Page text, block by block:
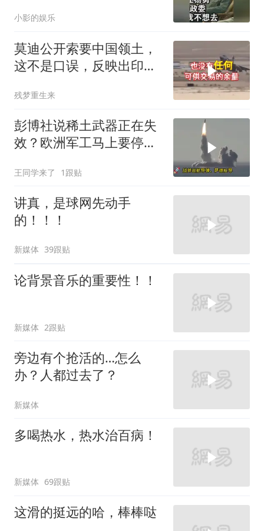
小影的娱乐
莫迪公开索要中国领土，
这不是口误，反映出印度
残梦重生来
彭博社说稀土武器正在失
效？欧洲军工马上要停
解近渴
王同学来了 1跟贴
讲真，是球网先动手
的！！！
新媒体 39跟贴
论背景音乐的重要性！！
新媒体 2跟贴
旁边有个抢活的…怎么
办？人都过去了？
新媒体
多喝热水，热水治百病！
新媒体 69跟贴
这滑的挺远的哈，棒棒哒